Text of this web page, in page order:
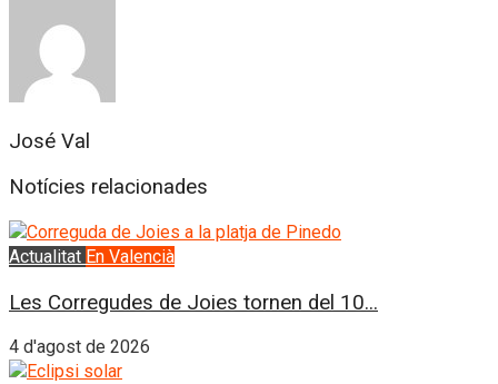
José Val
Notícies relacionades
Actualitat En Valencià
Les Corregudes de Joies tornen del 10...
4 d'agost de 2026